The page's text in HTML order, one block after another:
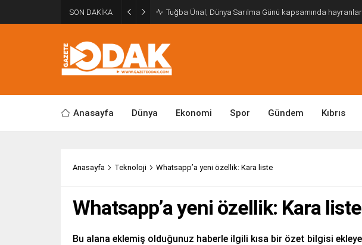
SON DAKİKA Tuğba Ünal, Dünya Sarılma Günü kapsamında
Anasayfa Dünya Ekonomi Spor Gündem Kıbrıs
Anasayfa Teknoloji Whatsapp’a yeni özellik: Kara liste
Whatsapp’a yeni özellik: Kara liste
Bu alana eklemiş olduğunuz haberle ilgili kısa bir özet bilgisi